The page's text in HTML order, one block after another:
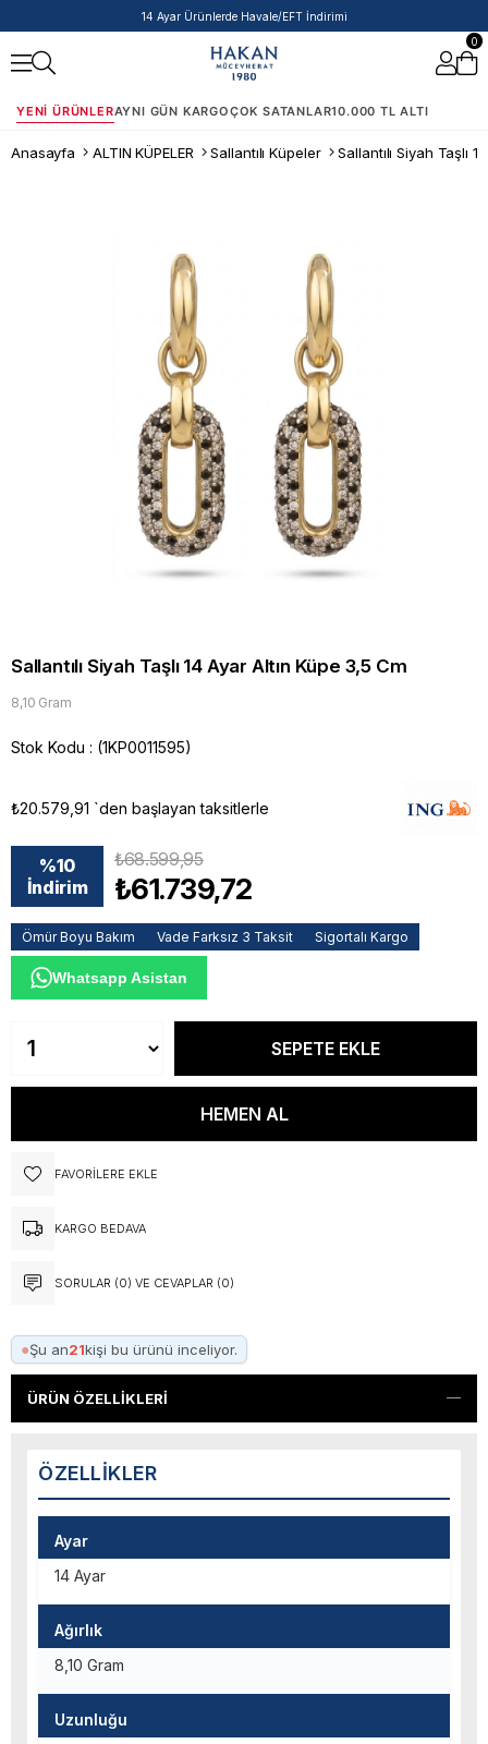
14 Ayar Ürünlerde Havale/EFT İndirimi
0
YENI ÜRÜNLERAYNI GÜN KARGOÇOK SATANLAR10.000 TL ALTI
Anasayfa ALTIN KÜPELER Sallantılı Küpeler Sallantılı Siyah Taşlı
Sallantılı Siyah Taşlı 14 Ayar Altın Küpe 3,5 Cm
8,10 Gram
Stok Kodu (1KP0011595)
₺20.579,91 `den başlayan taksitlerle
%10
İndirim
₺68.599,95
₺61.739,72
Ömür Boyu Bakım Vade Farksız 3 Taksit Sigortalı Kargo
Whatsapp Asistan
FAVORILERE EKLE
KARGO BEDAVA
SORULAR (0) VE CEVAPLAR (0)
●Şu an21kişi bu ürünü inceliyor.
ÜRÜN ÖZELLIKLERI
ÖZELLIKLER
Ayar
14 Ayar
Ağırlık
8,10 Gram
Uzunluğu